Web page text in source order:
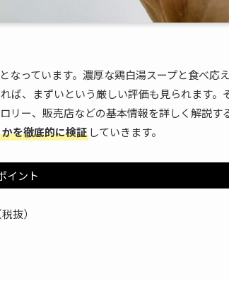
なっています。濃厚な鶏白湯スープと食べ応
ば、まずいという厳しい評価も見られます。
ー、販売店などの基本情報を詳しく解説す
を徹底的に検証 していきます。
イント
抜）